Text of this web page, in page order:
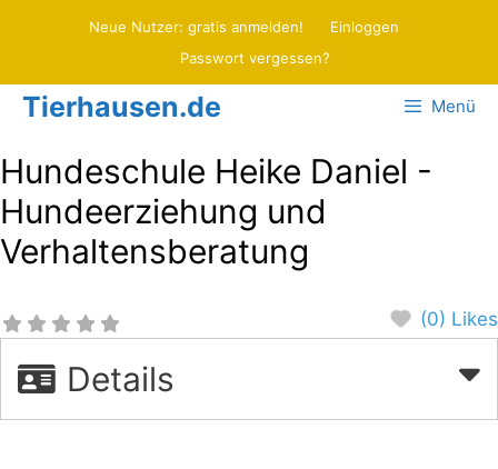
Neue Nutzer: gratis anmelden!
Einloggen
Passwort vergessen?
Tierhausen.de Menü
Hundeschule Heike Daniel -
Hundeerziehung und
Verhaltensberatung
(0) Likes
Details